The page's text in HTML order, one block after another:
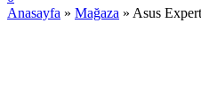
Anasayfa » Mağaza » Asus